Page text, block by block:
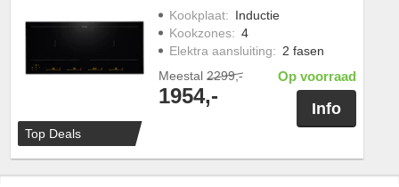
Top Deals
Kookplaat: Inductie
Kookzones: 4
Elektra aansluiting: 2 fasen
Meestal 2299,-
1954,-
Op voorraad
Info